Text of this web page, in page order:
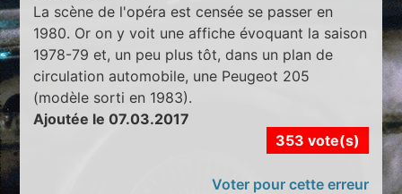
La scène de l'opéra est censée se passer en
1980. Or on y voit une affiche évoquant la saison
1978-79 et, un peu plus tôt, dans un plan de
circulation automobile, une Peugeot 205
(modèle sorti en 1983).
Ajoutée le 07.03.2017
353 vote(s)
Voter pour cette erreur